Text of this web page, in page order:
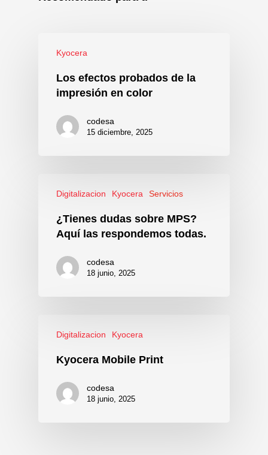
Kyocera
Los efectos probados de la
impresión en color
codesa
15 diciembre, 2025
Digitalizacion Kyocera Servicios
¿Tienes dudas sobre MPS?
Aquí las respondemos todas.
codesa
18 junio, 2025
Digitalizacion Kyocera
Kyocera Mobile Print
codesa
18 junio, 2025